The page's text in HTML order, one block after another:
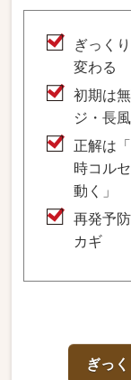
ぎっく
変わる
初期は
ジ・長
正解は
時コル
動く」
再発予
カギ
ぎっ